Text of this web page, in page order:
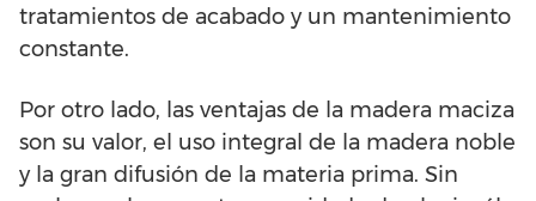
tratamientos de acabado y un mantenimiento
constante.
Por otro lado, las ventajas de la madera maciza
son su valor, el uso integral de la madera noble
y la gran difusión de la materia prima. Sin